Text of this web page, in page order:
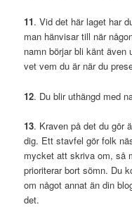
11. Vid det här laget har
man hänvisar till när
namn börjar bli känt även
vet vem du är när du
12. Du blir uthängd med
13. Kraven på det du gör
dig. Ett stavfel gör folk
mycket att skriva om, så
prioriterar bort sömn. Du
om något annat än din
det.